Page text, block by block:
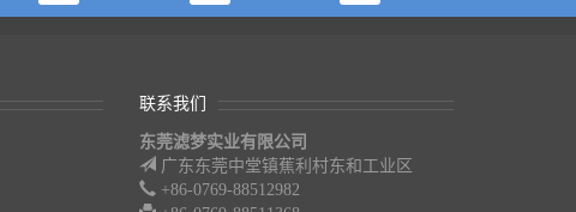
联系我们
东莞滤梦实业有限公司
广东东莞中堂镇蕉利村东和工业区
+86-0769-88512982